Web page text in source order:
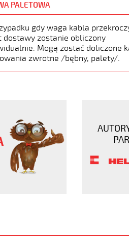
PALETOWA
gdy waga kabla
dostawy zostanie obliczony
Mogą zostać doliczone
zwrotne /bębny, palety/.